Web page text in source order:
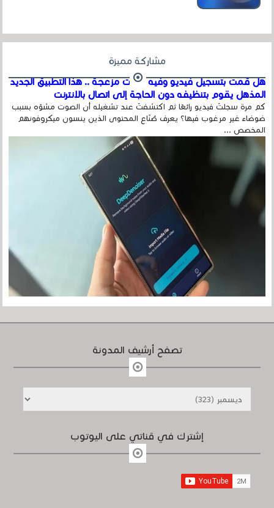
مشاركة مميزة
هل قمت بتسجيل فيديو وفيه أصوت مزعجة .. هذا التطبيق الجديد
المذهل يقوم بتنظيفه دون الحاجة إلى اتصال بالإنترنت
كم مرة سجلتَ فيديو رائعًا ثم اكتشفتَ عند تشغيله أن الصوت مشوّه بسبب
ضوضاء غير مرغوب فيها؟ يعرف صُنّاع المحتوى الذين ينسون ميكروفونهم
المخصص ...
تصفح أرشيف المدونة
إشترك في قناتي على اليوتوب